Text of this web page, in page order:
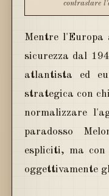
contrastare
Mentre
sicurezza dal
atlantista ed
strategica con
normalizzare
paradosso
espliciti, ma con
oggettivamente